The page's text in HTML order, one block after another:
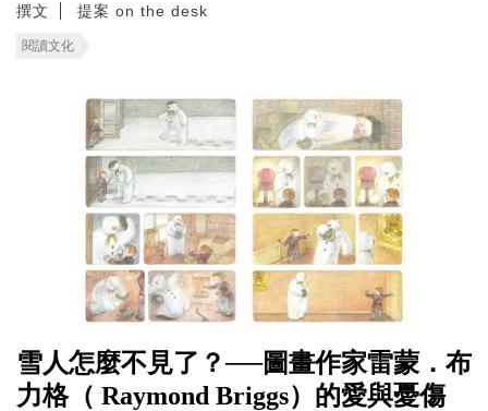
撰文 提案 on the desk
閱讀文化
雪人怎麼不見了？──圖畫作家雷蒙．布
力格（ Raymond Briggs）的愛與憂傷